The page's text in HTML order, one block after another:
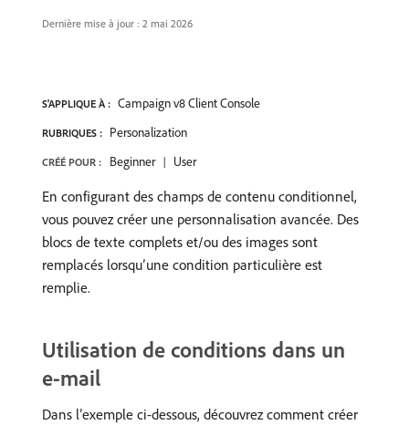
Dernière mise à jour : 2 mai 2026
S'APPLIQUE À : Campaign v8 Client Console
RUBRIQUES : Personalization
CRÉÉ POUR : Beginner User
En configurant des champs de contenu conditionnel,
vous pouvez créer une personnalisation avancée. Des
blocs de texte complets et/ou des images sont
remplacés lorsqu’une condition particulière est
remplie.
Utilisation de conditions dans un
e-mail
Dans l’exemple ci-dessous, découvrez comment créer